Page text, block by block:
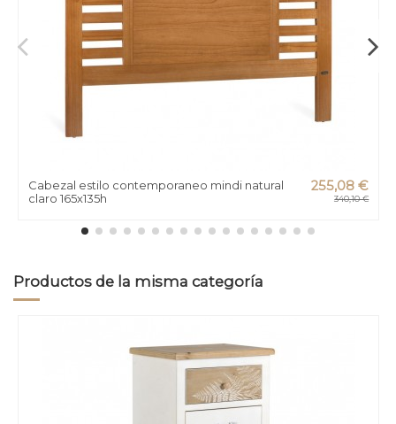
Cabezal estilo contemporaneo mindi natural
claro 165x135h
255,08 €
340,10 €
Productos de la misma categoría